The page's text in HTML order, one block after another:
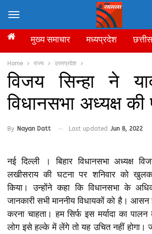
Home राज्य उत्तरप्रदेश
विजय सिन्हा ने
विधानसभा अध्यक्ष की
By Nayan Datt Last updated Jun 8, 2022
नई दिल्ली । बिहार विधानसभा अध्यक्ष
लखीसराय की घटना पर शनिवार को
किया। उन्होंने कहा कि विधानसभा के
जानकारी सभी माननीय विधायकों को है। आसन
करना चाहता। हम सिर्फ इस मर्यादा का
लोग इसे हल्के में लेंगे तो यह उचित नहीं होगा।
मुख्य समाचार मध्यप्रदेश